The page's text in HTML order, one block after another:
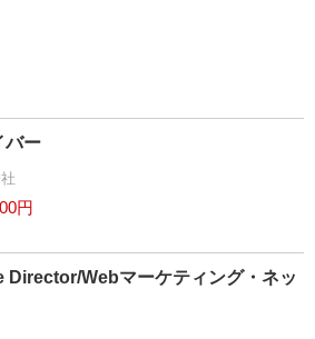
バー
円
Director/Webマーケティング・ネッ